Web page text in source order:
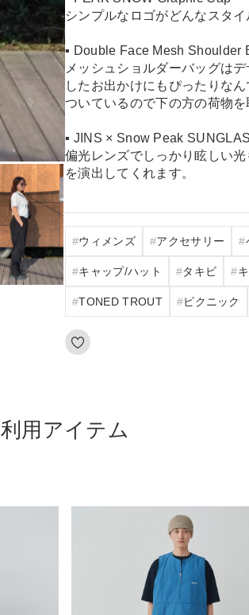
シンプルなロゴがどんなスタ
▪︎ Double Face Mesh Shoulder
メッシュショルダーバッグは
したお出かけにもぴったりな
ついているので下の方の荷物
▪︎ JINS × Snow Peak
偏光レンズでしっかり眩しい
を演出してくれます。
ウィメンズ アクセサリー
キャップ/ハット タキビ
TONED TROUT ピクニック
利用アイテム